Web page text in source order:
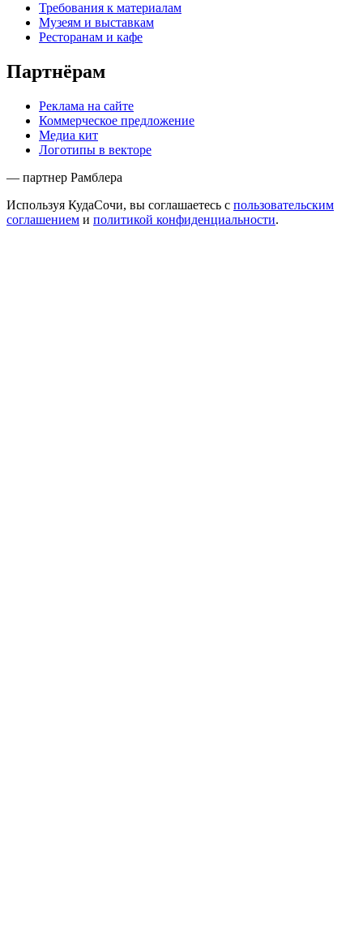
Требования к материалам
Музеям и выставкам
Ресторанам и кафе
Партнёрам
Реклама на сайте
Коммерческое предложение
Медиа кит
Логотипы в векторе
— партнер Рамблера
Используя КудаСочи, вы соглашаетесь с пользовательским
соглашением и политикой конфиденциальности.